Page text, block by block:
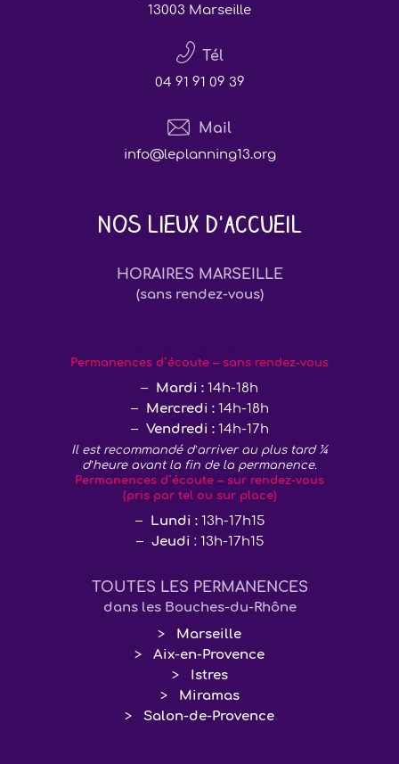
13003 Marseille
Tél
04 91 91 09 39
Mail
info@leplanning13.org
Nos lieux d'accueil
HORAIRES MARSEILLE
(sans rendez-vous)
Permanences d’écoute – sans rendez-vous
Mardi : 14h-18h
Mercredi :14h-18h
Vendredi :14h-17h
Il est recommandé d’arriver au plus tard ¼
d’heure avant la fin de la permanence.
Permanences d’écoute – sur rendez-vous
(pris par tel ou sur place)
Lundi :13h-17h15
Jeudi : 13h-17h15
TOUTES LES PERMANENCES
dans les Bouches-du-Rhône
Marseille
Aix-en-Provence
Istres
Miramas
Salon-de-Provence